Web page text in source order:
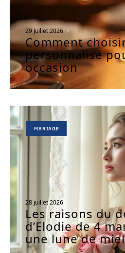
29 juillet 2026
Comment
personnalisé
occasion
MARIAGE
28 juillet 2026
Les raisons du
d’Elodie de 4
une lune de miel